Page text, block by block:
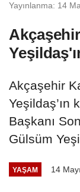
Yayınlanma: 14
Akçaşehir
Yeşildaş’ın
Başkanı
Gülsüm
YAŞAM 14